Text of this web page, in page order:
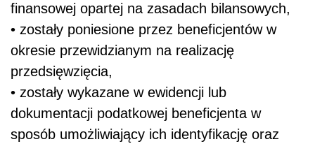
finansowej opartej na zasadach bilansowych,
• zostały poniesione przez beneficjentów w
okresie przewidzianym na realizację
przedsięwzięcia,
• zostały wykazane w ewidencji lub
dokumentacji podatkowej beneficjenta w
sposób umożliwiający ich identyfikację oraz